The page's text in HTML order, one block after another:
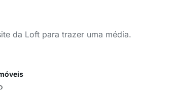
da Loft para trazer uma média.